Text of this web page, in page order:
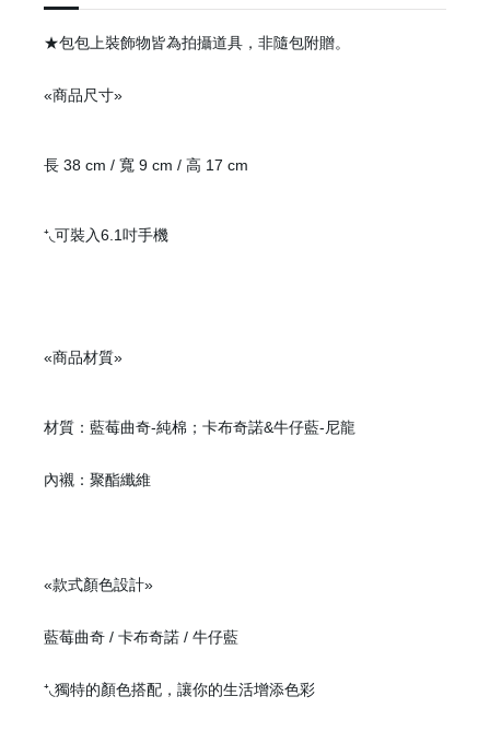
★包包上裝飾物皆為拍攝道具，非隨包附贈。
«商品尺寸»
長 38 cm / 寬 9 cm / 高 17 cm
⁺◟可裝入6.1吋手機
«商品材質»
材質：藍莓曲奇-純棉；卡布奇諾&牛仔藍-尼龍
內襯：聚酯纖維
«款式顏色設計»
藍莓曲奇 / 卡布奇諾 / 牛仔藍
⁺◟獨特的顏色搭配，讓你的生活增添色彩